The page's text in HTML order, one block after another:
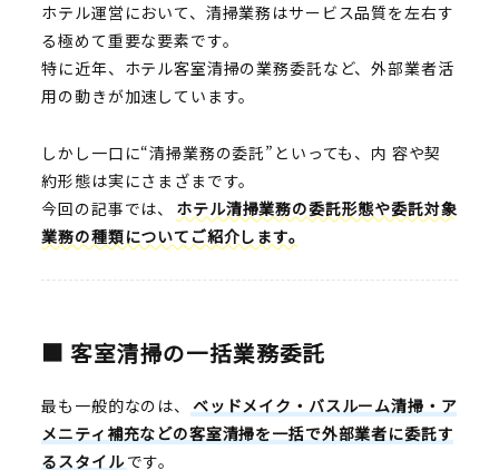
お問い合わせ
ホテル運営において、清掃業務はサービス品質を左右す
る極めて重要な要素です。
特に近年、ホテル客室清掃の業務委託など、外部業者活
用の動きが加速しています。
しかし一口に“清掃業務の委託”といっても、内 容や契
約形態は実にさまざまです。
今回の記事では、
ホテル清掃業務の委託形態や委託対象
業務の種類についてご紹介します。
■ 客室清掃の一括業務委託
最も一般的なのは、
ベッドメイク・バスルーム清掃・ア
メニティ補充などの客室清掃を一括で外部業者に委託す
るスタイルです。